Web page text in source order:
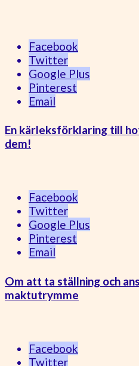
Facebook
Twitter
Google Plus
Pinterest
Email
En kärleksförklaring till
dem!
Facebook
Twitter
Google Plus
Pinterest
Email
Om att ta ställning och
maktutrymme
Facebook
Twitter